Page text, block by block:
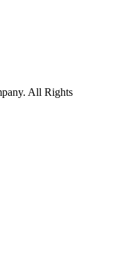
All Rights